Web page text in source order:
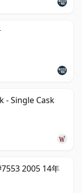
- Single Cask
2005 14年